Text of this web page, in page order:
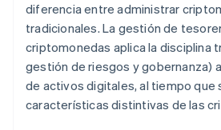
diferencia entre administrar
tradicionales. La gestión de
criptomonedas aplica la disciplina
gestión de riesgos y gobernanza)
de activos digitales, al tiempo que
características distintivas de las